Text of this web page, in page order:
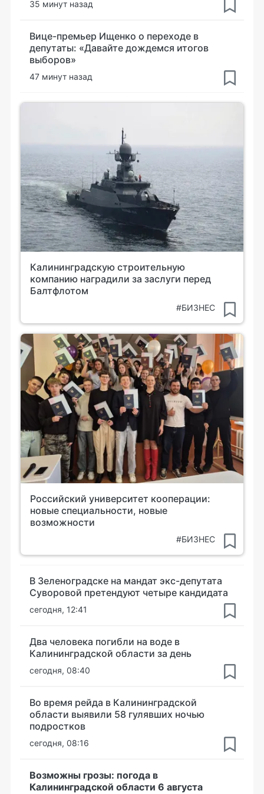
35 минут назад
Вице-премьер Ищенко о переходе в
депутаты: «Давайте дождемся итогов
выборов»
47 минут назад
Калининградскую строительную
компанию наградили за заслуги перед
Балтфлотом
#БИЗНЕС
Российский университет кооперации:
новые специальности, новые
возможности
#БИЗНЕС
В Зеленоградске на мандат экс-депутата
Суворовой претендуют четыре кандидата
сегодня, 12:41
Два человека погибли на воде в
Калининградской области за день
сегодня, 08:40
Во время рейда в Калининградской
области выявили 58 гулявших ночью
подростков
сегодня, 08:16
Возможны грозы: погода в
Калининградской области 6 августа